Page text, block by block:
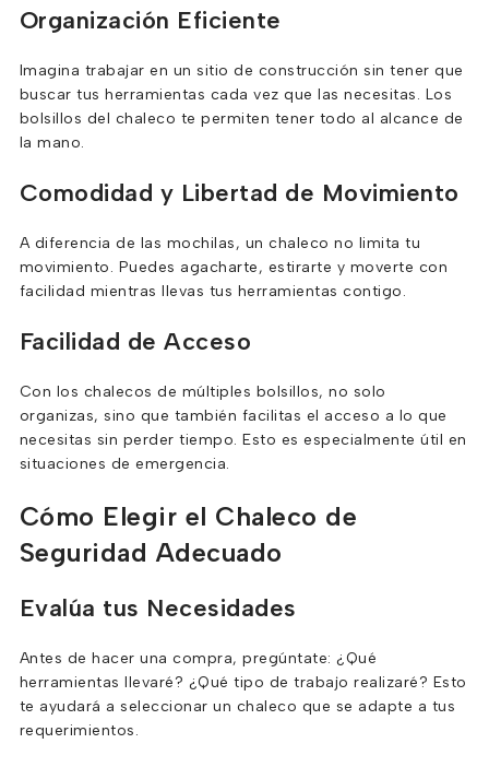
Organización Eficiente
Imagina trabajar en un sitio de construcción sin tener que
buscar tus herramientas cada vez que las necesitas. Los
bolsillos del chaleco te permiten tener todo al alcance de
la mano.
Comodidad y Libertad de Movimiento
A diferencia de las mochilas, un chaleco no limita tu
movimiento. Puedes agacharte, estirarte y moverte con
facilidad mientras llevas tus herramientas contigo.
Facilidad de Acceso
Con los chalecos de múltiples bolsillos, no solo
organizas, sino que también facilitas el acceso a lo que
necesitas sin perder tiempo. Esto es especialmente útil en
situaciones de emergencia.
Cómo Elegir el Chaleco de
Seguridad Adecuado
Evalúa tus Necesidades
Antes de hacer una compra, pregúntate: ¿Qué
herramientas llevaré? ¿Qué tipo de trabajo realizaré? Esto
te ayudará a seleccionar un chaleco que se adapte a tus
requerimientos.